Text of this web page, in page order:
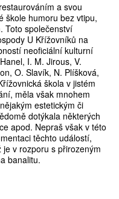
a svou
škole humoru bez vtipu,
Toto společenství
U Křížovníků na
neoficiální kulturní
I. M. Jirous, V.
O. Slavík, N. Plíšková,
škola v jistém
měla však mnohem
estetickým či
dotýkala některých
apod. Nepraš však v této
těchto událostí,
v rozporu s přirozeným
banalitu.